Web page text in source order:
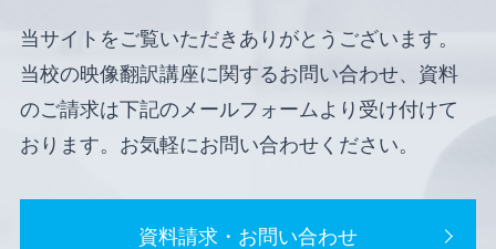
当サイトをご覧いただきありがとうございます。
当校の映像翻訳講座に関するお問い合わせ、資料
のご請求は下記のメールフォームより受け付けて
おります。お気軽にお問い合わせください。
資料請求・お問い合わせ